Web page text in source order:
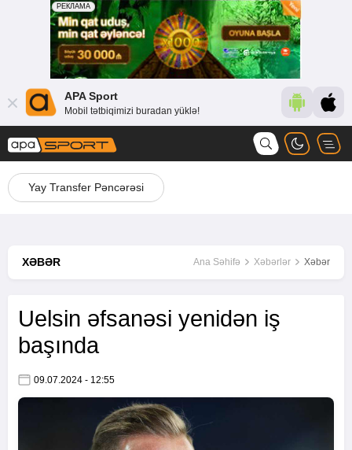
APA Sport
Mobil tətbiqimizi buradan yüklə!
Yay Transfer Pəncərəsi
XƏBƏR Ana Səhifə Xəbərlər Xəbər
Uelsin əfsanəsi yenidən iş
başında
09.07.2024 - 12:55